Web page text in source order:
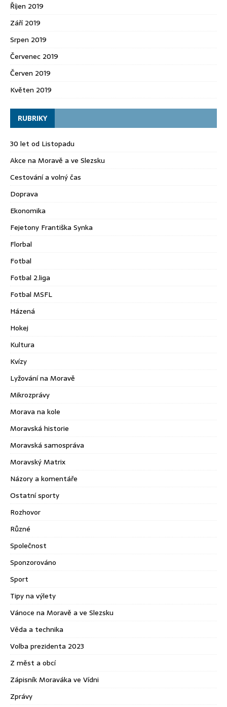
Říjen 2019
Září 2019
Srpen 2019
Červenec 2019
Červen 2019
Květen 2019
RUBRIKY
30 let od Listopadu
Akce na Moravě a ve Slezsku
Cestování a volný čas
Doprava
Ekonomika
Fejetony Františka Synka
Florbal
Fotbal
Fotbal 2.liga
Fotbal MSFL
Házená
Hokej
Kultura
Kvízy
Lyžování na Moravě
Mikrozprávy
Morava na kole
Moravská historie
Moravská samospráva
Moravský Matrix
Názory a komentáře
Ostatní sporty
Rozhovor
Různé
Společnost
Sponzorováno
Sport
Tipy na výlety
Vánoce na Moravě a ve Slezsku
Věda a technika
Volba prezidenta 2023
Z měst a obcí
Zápisník Moraváka ve Vídni
Zprávy